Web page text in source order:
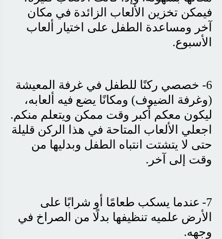
فيمكن تخزين الألعاب الزائدة في مكان
آخر ومساعدة الطفل على اختيار ألعاب
الأسبوع.
6- خصصي ركنًا للطفل في غرفة المعيشة
(وغرفة الضيوف) ومكانًا يضع فيه ألعابه،
ليكون معكم أكبر وقت ممكن ويتعلم منكم.
اجعلي الألعاب المتاحة في هذا الركن قليلة
حتى لا يتشتت انتباه الطفل وبدليها من
وقت إلى آخر .
7-
عندما يسكب طعامًا أو شرابًا على
الأرض علميه تنظيفها بدلًا من الصراخ في
وجهه.